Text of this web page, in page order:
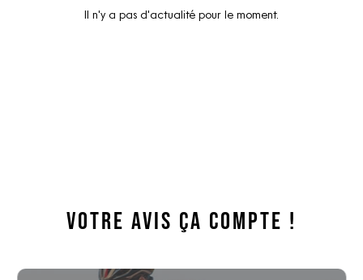
Il n'y a pas d'actualité pour le moment.
Votre avis ça compte !